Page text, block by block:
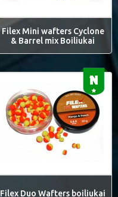
Filex Mini wafters Cyclone
& Barrel mix Boiliukai
Filex Duo Wafters boiliukai